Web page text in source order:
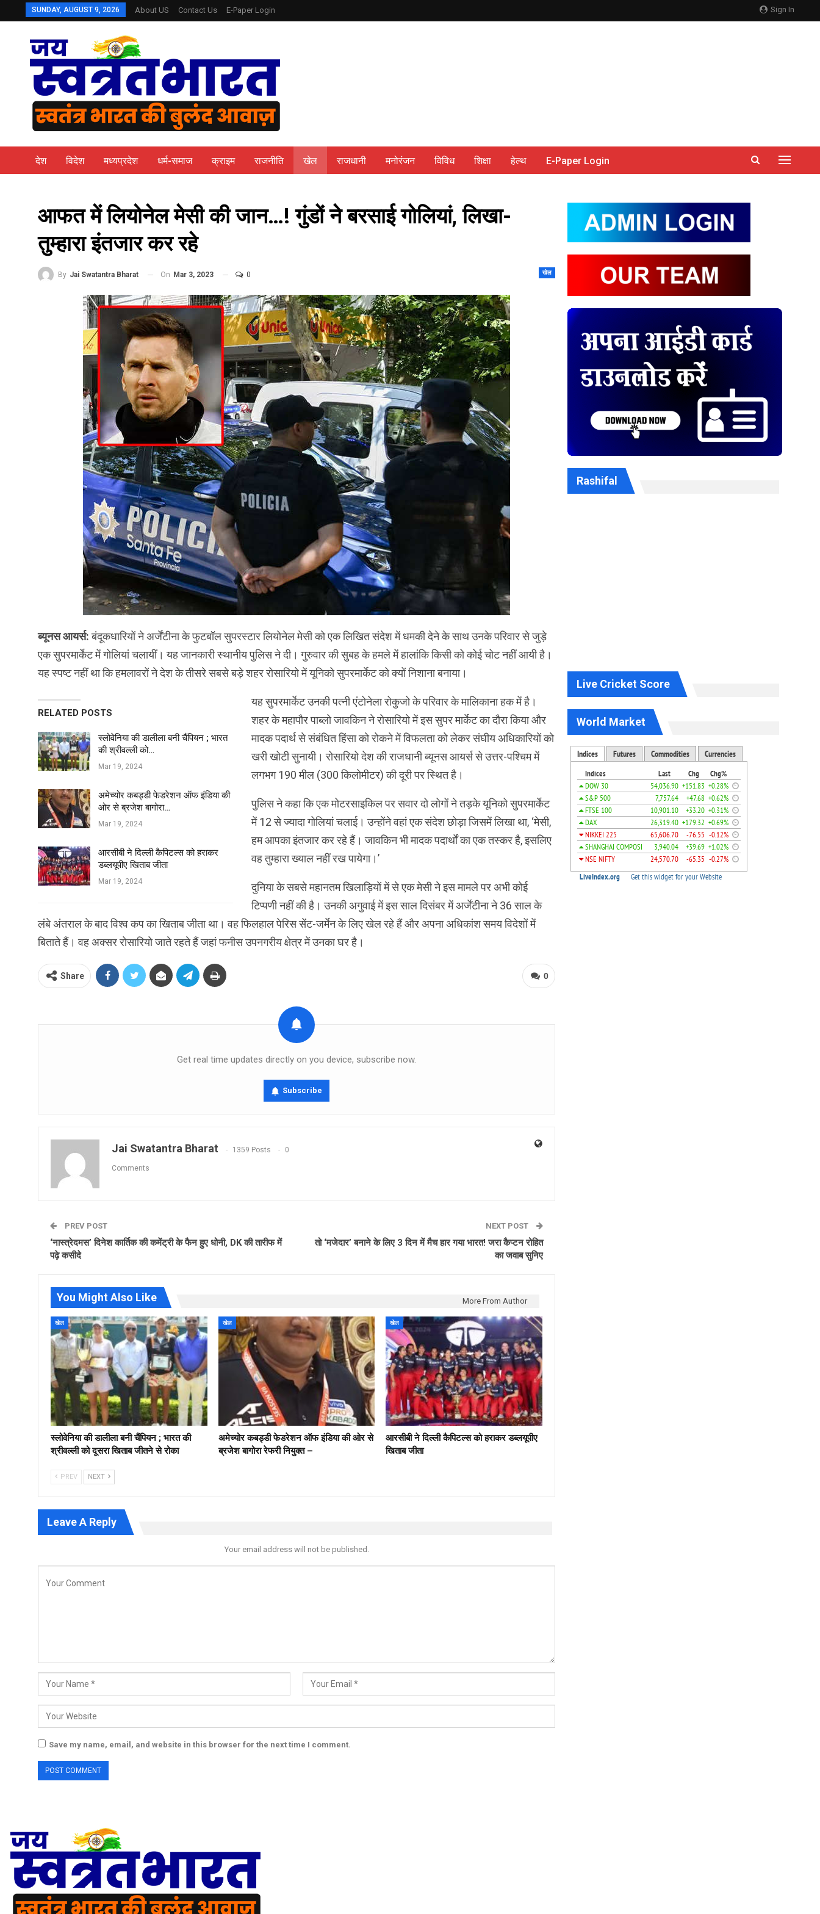
Sign In
SUNDAY, AUGUST 9, 2026 About US Contact Us E-Paper Login
देश विदेश मध्यप्रदेश धर्म-समाज क्राइम राजनीति खेल राजधानी मनोरंजन विविध शिक्षा हेल्थ E-Paper Login
आफत में लियोनेल मेसी की जान…! गुंडों ने बरसाई गोलियां, लिखा-
तुम्हारा इंतजार कर रहे
खेल
By Jai Swatantra Bharat On Mar 3, 2023 0
ब्यूनस आयर्स:बंदूकधारियों ने अर्जेंटीना के फुटबॉल सुपरस्टार लियोनेल मेसी को एक लिखित संदेश में धमकी देने के साथ उनके परिवार से जुड़े
एक सुपरमार्केट में गोलियां चलायीं। यह जानकारी स्थानीय पुलिस ने दी। गुरुवार की सुबह के हमले में हालांकि किसी को कोई चोट नहीं आयी है।
यह स्पष्ट नहीं था कि हमलावरों ने देश के तीसरे सबसे बड़े शहर रोसारियो में यूनिको सुपरमार्केट को क्यों निशाना बनाया।
RELATED POSTS
स्लोवेनिया की डालीला बनी चैंपियन ; भारत
की श्रीवल्ली को…
Mar 19, 2024
अमेच्योर कबड्डी फेडरेशन ऑफ इंडिया की
ओर से ब्रजेश बागोरा…
Mar 19, 2024
आरसीबी ने दिल्ली कैपिटल्स को हराकर
डब्लयूपीए खिताब जीता
Mar 19, 2024
यह सुपरमार्केट उनकी पत्नी एंटोनेला रोकुजो के परिवार के मालिकाना हक में है।
शहर के महापौर पाब्लो जावकिन ने रोसारियो में इस सुपर मार्केट का दौरा किया और
मादक पदार्थ से संबंधित हिंसा को रोकने में विफलता को लेकर संघीय अधिकारियों को
खरी खोटी सुनायी। रोसारियो देश की राजधानी ब्यूनस आयर्स से उत्तर-पश्चिम में
लगभग 190 मील (300 किलोमीटर) की दूरी पर स्थित है।
पुलिस ने कहा कि एक मोटरसाइकिल पर सवार दो लोगों ने तड़के यूनिको सुपरमार्केट
में 12 से ज्यादा गोलियां चलाई। उन्होंने वहां एक संदेश छोड़ा जिसमें लिखा था, ‘मेसी,
हम आपका इंतजार कर रहे हैं। जावकिन भी मादक पदार्थों का एक तस्कर है, इसलिए
वह तुम्हारा ख्याल नहीं रख पायेगा।’
दुनिया के सबसे महानतम खिलाड़ियों में से एक मेसी ने इस मामले पर अभी कोई
टिप्पणी नहीं की है। उनकी अगुवाई में इस साल दिसंबर में अर्जेंटीना ने 36 साल के
लंबे अंतराल के बाद विश्व कप का खिताब जीता था। वह फिलहाल पेरिस सेंट-जर्मेन के लिए खेल रहे हैं और अपना अधिकांश समय विदेशों में
बिताते हैं। वह अक्सर रोसारियो जाते रहते हैं जहां फनीस उपनगरीय क्षेत्र में उनका घर है।
0
Share
Get real time updates directly on you device, subscribe now.
Subscribe
Jai Swatantra Bharat 1359 Posts 0
Comments
PREV POST
‘नास्त्रेदमस’ दिनेश कार्तिक की कमेंट्री के फैन हुए धोनी, DK की तारीफ में
पढ़े कसीदे
NEXT POST
तो ‘मजेदार’ बनाने के लिए 3 दिन में मैच हार गया भारत! जरा कैप्टन रोहित
का जवाब सुनिए
You Might Also Like More From Author
खेल
स्लोवेनिया की डालीला बनी चैंपियन ; भारत की
श्रीवल्ली को दूसरा खिताब जीतने से रोका
खेल
अमेच्योर कबड्डी फेडरेशन ऑफ इंडिया की ओर से
ब्रजेश बागोरा रेफरी नियुक्त –
खेल
आरसीबी ने दिल्ली कैपिटल्स को हराकर डब्लयूपीए
खिताब जीता
PREV NEXT
Leave A Reply
Your email address will not be published.
Save my name, email, and website in this browser for the next time I comment.
Rashifal
Live Cricket Score
World Market